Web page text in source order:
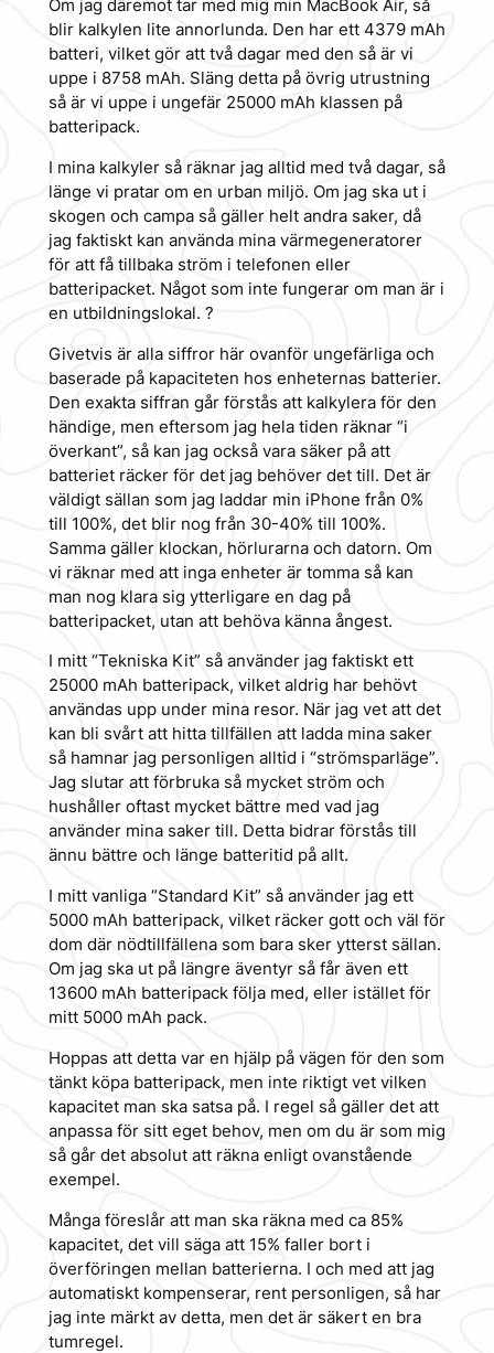
Om jag däremot tar med mig min MacBook Air, så
blir kalkylen lite annorlunda. Den har ett 4379 mAh
batteri, vilket gör att två dagar med den så är vi
uppe i 8758 mAh. Släng detta på övrig utrustning
så är vi uppe i ungefär 25000 mAh klassen på
batteripack.
I mina kalkyler så räknar jag alltid med två dagar, så
länge vi pratar om en urban miljö. Om jag ska ut i
skogen och campa så gäller helt andra saker, då
jag faktiskt kan använda mina värmegeneratorer
för att få tillbaka ström i telefonen eller
batteripacket. Något som inte fungerar om man är i
en utbildningslokal. ?
Givetvis är alla siffror här ovanför ungefärliga och
baserade på kapaciteten hos enheternas batterier.
Den exakta siffran går förstås att kalkylera för den
händige, men eftersom jag hela tiden räknar “i
överkant”, så kan jag också vara säker på att
batteriet räcker för det jag behöver det till. Det är
väldigt sällan som jag laddar min iPhone från 0%
till 100%, det blir nog från 30-40% till 100%.
Samma gäller klockan, hörlurarna och datorn. Om
vi räknar med att inga enheter är tomma så kan
man nog klara sig ytterligare en dag på
batteripacket, utan att behöva känna ångest.
I mitt “Tekniska Kit” så använder jag faktiskt ett
25000 mAh batteripack, vilket aldrig har behövt
användas upp under mina resor. När jag vet att det
kan bli svårt att hitta tillfällen att ladda mina saker
så hamnar jag personligen alltid i “strömsparläge”.
Jag slutar att förbruka så mycket ström och
hushåller oftast mycket bättre med vad jag
använder mina saker till. Detta bidrar förstås till
ännu bättre och länge batteritid på allt.
I mitt vanliga “Standard Kit” så använder jag ett
5000 mAh batteripack, vilket räcker gott och väl för
dom där nödtillfällena som bara sker ytterst sällan.
Om jag ska ut på längre äventyr så får även ett
13600 mAh batteripack följa med, eller istället för
mitt 5000 mAh pack.
Hoppas att detta var en hjälp på vägen för den som
tänkt köpa batteripack, men inte riktigt vet vilken
kapacitet man ska satsa på. I regel så gäller det att
anpassa för sitt eget behov, men om du är som mig
så går det absolut att räkna enligt ovanstående
exempel.
Många föreslår att man ska räkna med ca 85%
kapacitet, det vill säga att 15% faller bort i
överföringen mellan batterierna. I och med att jag
automatiskt kompenserar, rent personligen, så har
jag inte märkt av detta, men det är säkert en bra
tumregel.